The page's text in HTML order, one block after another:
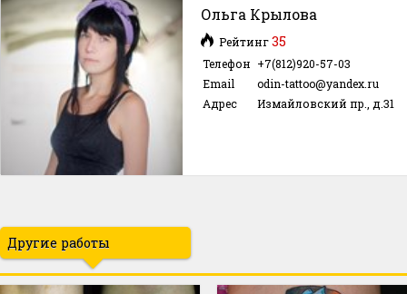
Ольга Крылова
Рейтинг35
Телефон +7(812)920-57-03
Email
odin-tattoo@yandex.ru
Адрес
Измайловский пр., д.31
Другие работы